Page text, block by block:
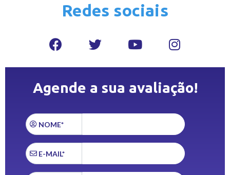
Redes sociais
Agende a sua avaliação!
NOME*
E-MAIL*